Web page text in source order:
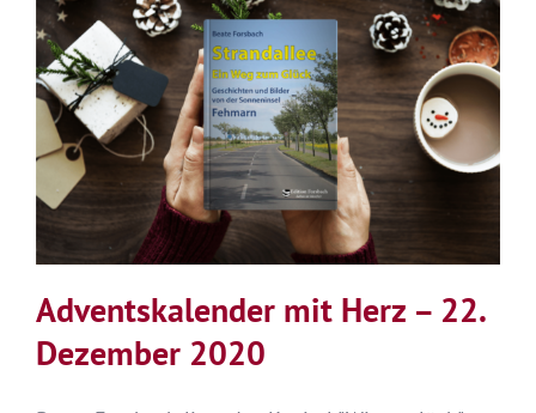
Adventskalender mit Herz – 22.
Dezember 2020